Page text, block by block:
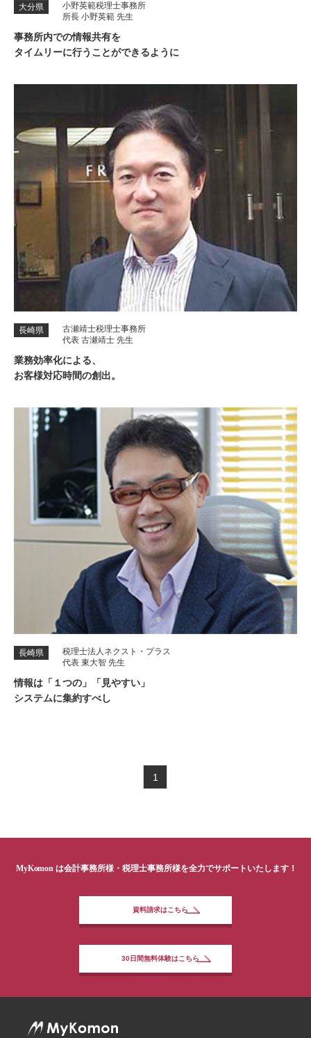
大分県
小野英範税理士事務所
所長 小野英範 先生
事務所内での情報共有を
タイムリーに行うことができるように
長崎県
古瀬靖士税理士事務所
代表 古瀬靖士 先生
業務効率化による、
お客様対応時間の創出。
長崎県
税理士法人ネクスト・プラス
代表 東大智 先生
情報は「１つの」「見やすい」
システムに集約すべし
1
MyKomon は会計事務所様・税理士事務所様を全力でサポートいたします！
資料請求はこちら
30日間無料体験はこちら